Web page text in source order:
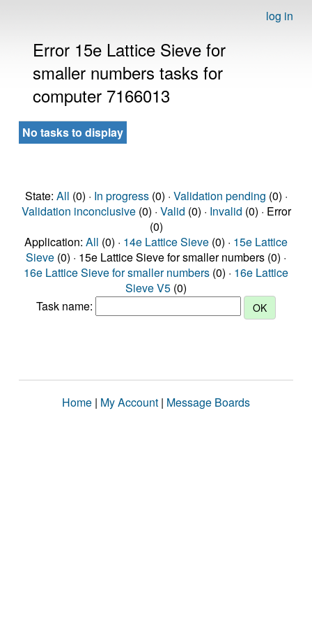
log in
Error 15e Lattice Sieve for
smaller numbers tasks for
computer 7166013
No tasks to display
State: All (0) · In progress(0) · Validation pending (0) ·
Validation inconclusive(0) · Valid (0) · Invalid (0) · Error
(0)
Application: All (0) · 14e Lattice Sieve (0) · 15e Lattice
Sieve (0) · 15e Lattice Sieve for smaller numbers (0) ·
16e Lattice Sieve for smaller numbers (0) · 16e Lattice
Sieve V5 (0)
Task name:
Home | My Account | Message Boards